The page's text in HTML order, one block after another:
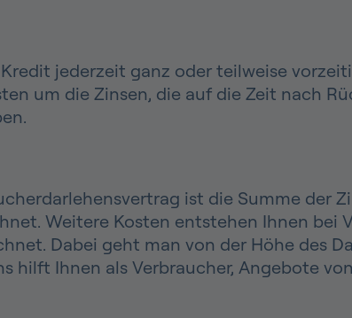
jederzeit ganz oder teilweise
um die Zinsen, die auf die Zeit nach
ist die Summe der
Weitere Kosten entstehen Ihnen bei
Dabei geht man von der Höhe des
hilft Ihnen als Verbraucher, Angebote